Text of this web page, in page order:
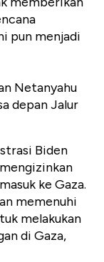
pun menjadi
Netanyahu
depan Jalur
Biden
ke Gaza.
memenuhi
melakukan
di Gaza,